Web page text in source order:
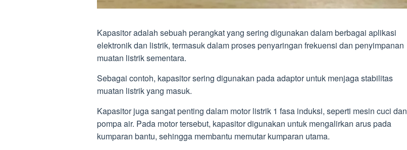
Kapasitor adalah sebuah perangkat yang sering digunakan dalam berbagai aplikasi
elektronik dan listrik, termasuk dalam proses penyaringan frekuensi dan penyimpanan
muatan listrik sementara.
Sebagai contoh, kapasitor sering digunakan pada adaptor untuk menjaga stabilitas
muatan listrik yang masuk.
Kapasitor juga sangat penting dalam motor listrik 1 fasa induksi, seperti mesin cuci dan
pompa air. Pada motor tersebut, kapasitor digunakan untuk mengalirkan arus pada
kumparan bantu, sehingga membantu memutar kumparan utama.